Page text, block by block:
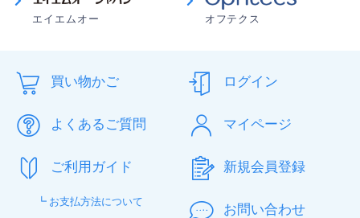
エイエムオー オフテクス
買い物かご
よくあるご質問
ご利用ガイド
┗ お支払方法について
ログイン
マイページ
新規会員登録
お問い合わせ